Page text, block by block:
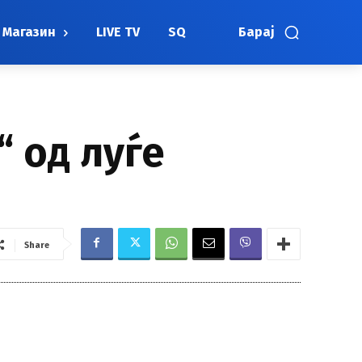
Барај
Магазин LIVE TV SQ
од луѓе
Share